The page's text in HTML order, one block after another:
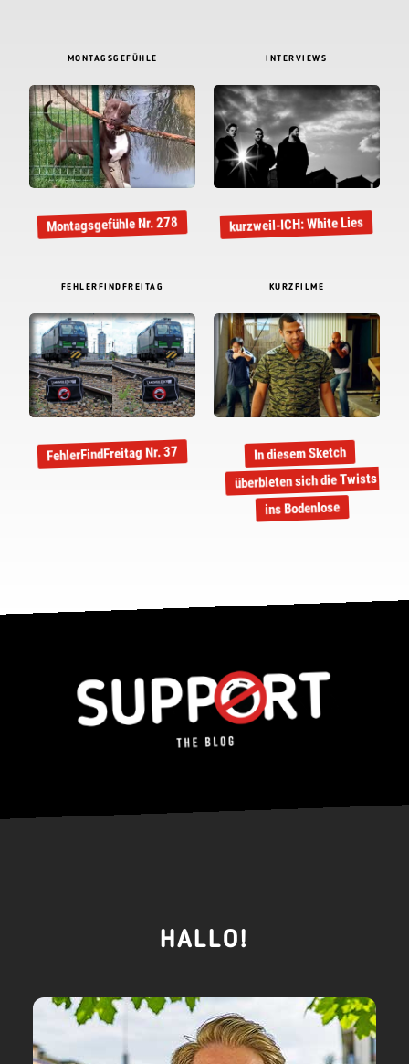
MONTAGSGEFÜHLE
Montagsgefühle Nr. 278
INTERVIEWS
kurzweil-ICH: White Lies
FEHLERFINDFREITAG
FehlerFindFreitag Nr. 37
KURZFILME
In diesem Sketch
überbieten sich die Twists
ins Bodenlose
HALLO!